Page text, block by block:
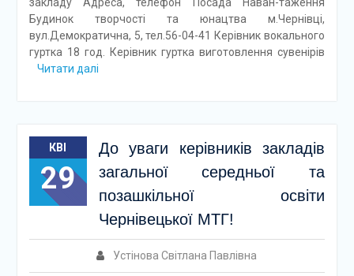
Будинок творчості та юнацтва м.Чернівці,
вул.Демократична, 5, тел.56-04-41 Керівник вокального
гуртка 18 год. Керівник гуртка виготовлення сувенірів
Читати далі
КВІ
29
До уваги керівників закладів
загальної середньої та
позашкільної освіти
Чернівецької МТГ!
Устінова Світлана Павлівна